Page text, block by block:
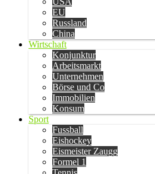
EU
Russland
China
Wirtschaft
Konjunktur
Arbeitsmarkt
Unternehmen
Börse und Co
Immobilien
Konsum
Sport
Fussball
Eishockey
Eismeister Zaugg
Formel 1